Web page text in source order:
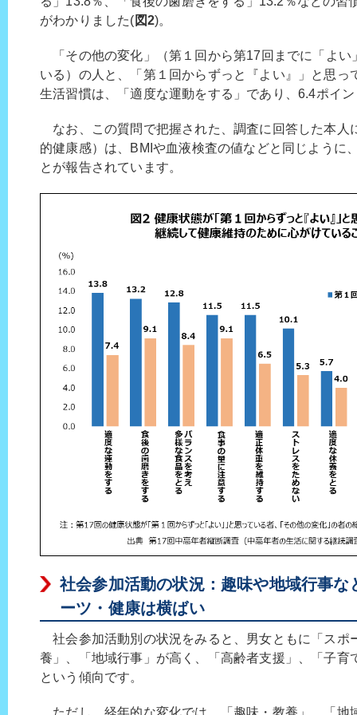
がわかりました( 図2)。
「その他の変化」（第１回から第17回までに「よい
いる）の人と、「第１回からずっと『よい』」と思っ
生活習慣は、「適度な運動をする」であり、6.4ポイ
なお、この質問で把握された、調査に回答した本人
的健康感）は、BMIや血液検査の値などと同じように
とが報告されています。
社会参加活動の状況：趣味や地域行事な
ーツ・健康は横ばい
社会参加活動別の状況をみると、男女ともに「スポ
養」、「地域行事」が高く、「高齢者支援」、「子育
という傾向です。